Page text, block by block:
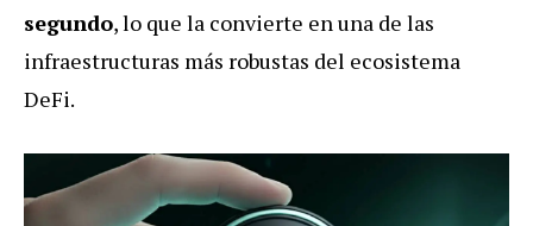
segundo, lo que la convierte en una de las
infraestructuras más robustas del ecosistema
DeFi.